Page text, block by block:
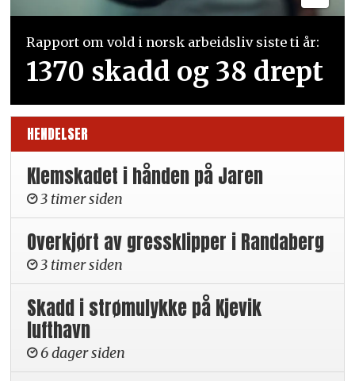
Rapport om vold i norsk arbeidsliv siste ti år:
1370 skadd og 38 drept
HENDELSER
Klemskadet i hånden på Jaren
3 timer siden
Overkjørt av gressklipper i Randaberg
3 timer siden
Skadd i strømulykke på Kjevik
lufthavn
6 dager siden